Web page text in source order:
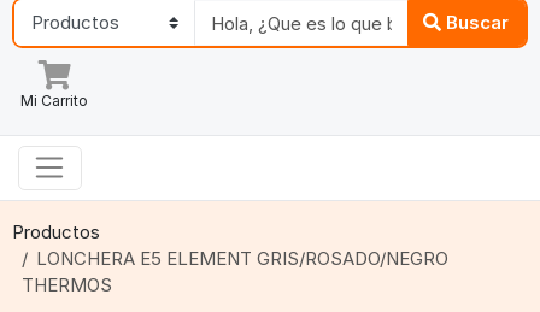
Buscar
Mi Carrito
Productos
LONCHERA E5 ELEMENT GRIS/ROSADO/NEGRO
THERMOS